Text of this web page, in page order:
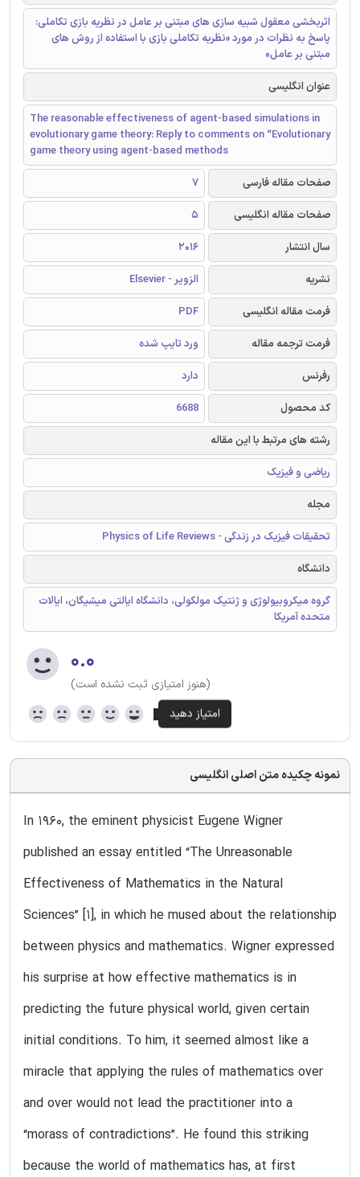
اثربخشی معقول شبیه سازی های مبتنی بر عامل در نظریه بازی تکاملی:
پاسخ به نظرات در مورد «نظریه تکاملی بازی با استفاده از روش های
مبتنی بر عامل»
عنوان انگلیسی
The reasonable effectiveness of agent-based simulations in
evolutionary game theory: Reply to comments on “Evolutionary
game theory using agent-based methods
صفحات مقاله فارسی
7
صفحات مقاله انگلیسی
5
سال انتشار
2016
نشریه
الزویر - Elsevier
فرمت مقاله انگلیسی
PDF
فرمت ترجمه مقاله
ورد تایپ شده
رفرنس
دارد
کد محصول
6688
رشته های مرتبط با این مقاله
ریاضی و فیزیک
مجله
تحقیقات فیزیک در زندگی - Physics of Life Reviews
دانشگاه
گروه میکروبیولوژی و ژنتیک مولکولی، دانشگاه ایالتی میشیگان، ایالات
متحده آمریکا
۰.۰
(هنوز امتیازی ثبت نشده است)
نمونه چکیده متن اصلی انگلیسی
In 1960, the eminent physicist Eugene Wigner
published an essay entitled “The Unreasonable
Effectiveness of Mathematics in the Natural
Sciences” [1], in which he mused about the relationship
between physics and mathematics. Wigner expressed
his surprise at how effective mathematics is in
predicting the future physical world, given certain
initial conditions. To him, it seemed almost like a
miracle that applying the rules of mathematics over
and over would not lead the practitioner into a
“morass of contradictions”. He found this striking
because the world of mathematics has, at first